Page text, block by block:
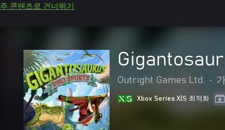
주 콘텐츠로 건너뛰기
Outright Games Ltd. •
Xbox Series X|S 최적화